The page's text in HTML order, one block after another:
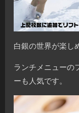
白銀の世界が楽し
ランチメニューの
ーも人気です。